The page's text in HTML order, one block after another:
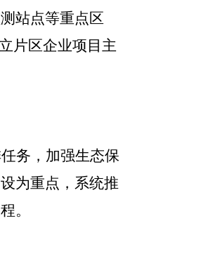
站点等重点区
片区企业项目主
务，加强生态保
为重点，系统推
。